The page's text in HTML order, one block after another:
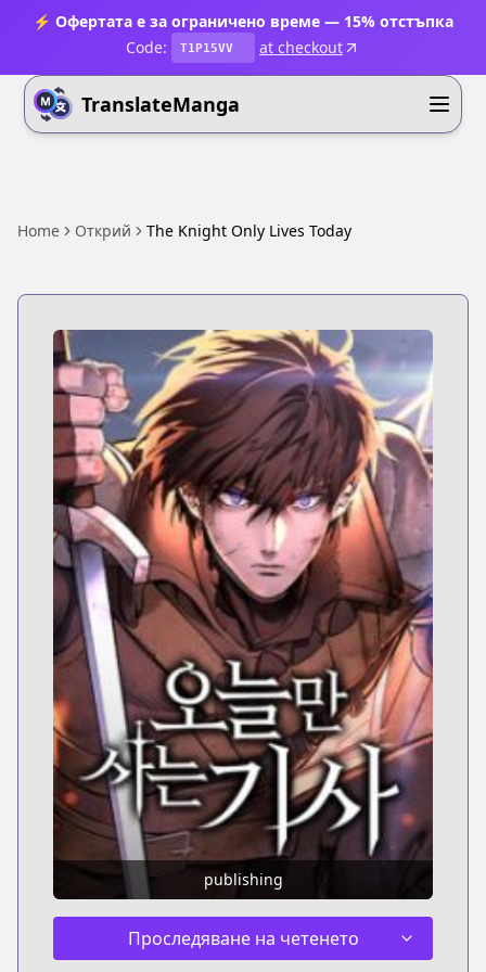
⚡ Офертата е за ограничено време — 15% отстъпка
Code:
T1P15VV at checkout
TranslateManga
Home Открий The Knight Only Lives Today
publishing
Проследяване на четенето